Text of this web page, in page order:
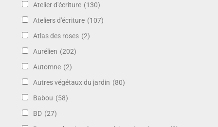
Atelier d'écriture (130)
Ateliers d'écriture (107)
Atlas des roses (2)
Aurélien (202)
Automne (2)
Autres végétaux du jardin (80)
Babou (58)
BD (27)